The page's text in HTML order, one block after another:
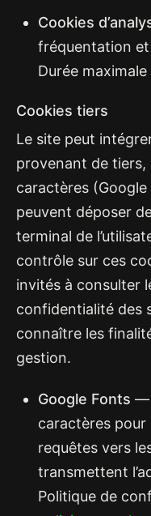
Cookies
fréquentation
Durée maximale
Cookies tiers
Le site peut
provenant de
caractères
peuvent déposer
terminal de
contrôle sur ces
invités à consulter
confidentialité des
connaître les
gestion.
Google Fonts —
caractères pour
requêtes vers
transmettent
Politique de